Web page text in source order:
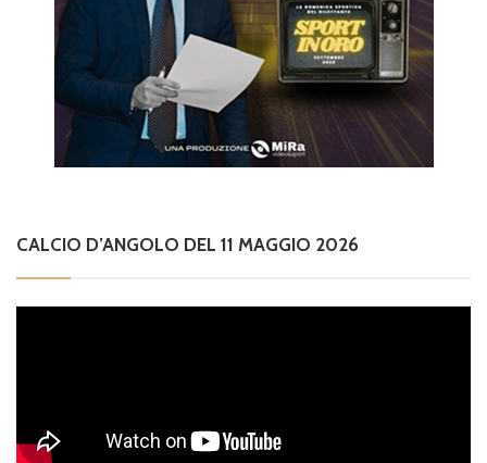
CALCIO D’ANGOLO DEL 11 MAGGIO 2026